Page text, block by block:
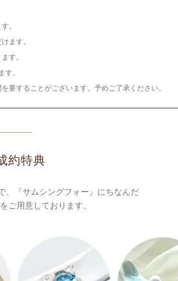
。
ます。
す。
す。
要することがございます。予めご了承ください。
約特典
、
『サムシングフォー』にちなんだ
ご用意しております。